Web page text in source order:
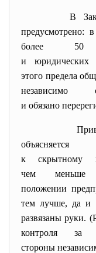
В
предусмотрено:
более 50
и
этого предела
и обязано
к скрытному
чем меньше
положении
тем лучше, да и
развязаны руки.
контроля
стороны